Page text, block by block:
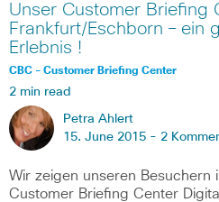
Unser Customer Briefing
Frankfurt/Eschborn – ein
Erlebnis !
CBC - Customer Briefing Center
2 min read
Petra Ahlert
15. June 2015 - 2
Wir zeigen unseren Besuchern
Customer Briefing Center